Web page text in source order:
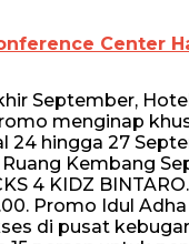
Center
September,
menginap
hingga 27
Kembang
4 KIDZ
Promo Idul
di pusat